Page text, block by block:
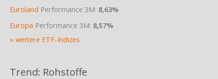
Euroland Performance 3M: 8,63%
Europa Performance 3M: 8,57%
» weitere ETF-Indizes
Trend: Rohstoffe